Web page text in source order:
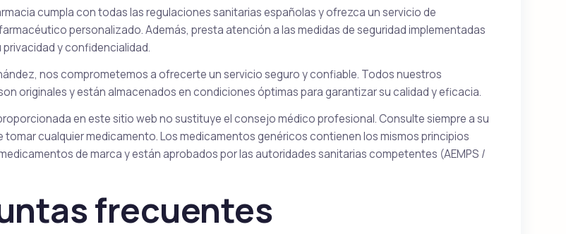
cumpla con todas las regulaciones sanitarias españolas y ofrezca un servicio de
personalizado. Además, presta atención a las medidas de seguridad implementadas
y confidencialidad.
nos comprometemos a ofrecerte un servicio seguro y confiable. Todos nuestros
originales y están almacenados en condiciones óptimas para garantizar su calidad y eficacia.
en este sitio web no sustituye el consejo médico profesional. Consulte siempre a su
tomar cualquier medicamento. Los medicamentos genéricos contienen los mismos principios
de marca y están aprobados por las autoridades sanitarias competentes (AEMPS /
frecuentes